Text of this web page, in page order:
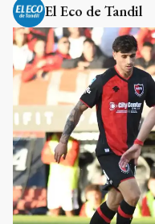
El Eco de Tandil